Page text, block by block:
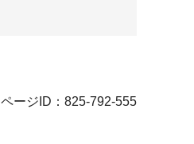
ページID：825-792-555